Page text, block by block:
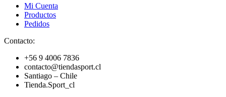
Mi Cuenta
Productos
Pedidos
Contacto:
+56 9 4006 7836
contacto@tiendasport.cl
Santiago – Chile
Tienda.Sport_cl